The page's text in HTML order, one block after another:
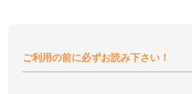
ご利用の前に必ずお読み下さい！